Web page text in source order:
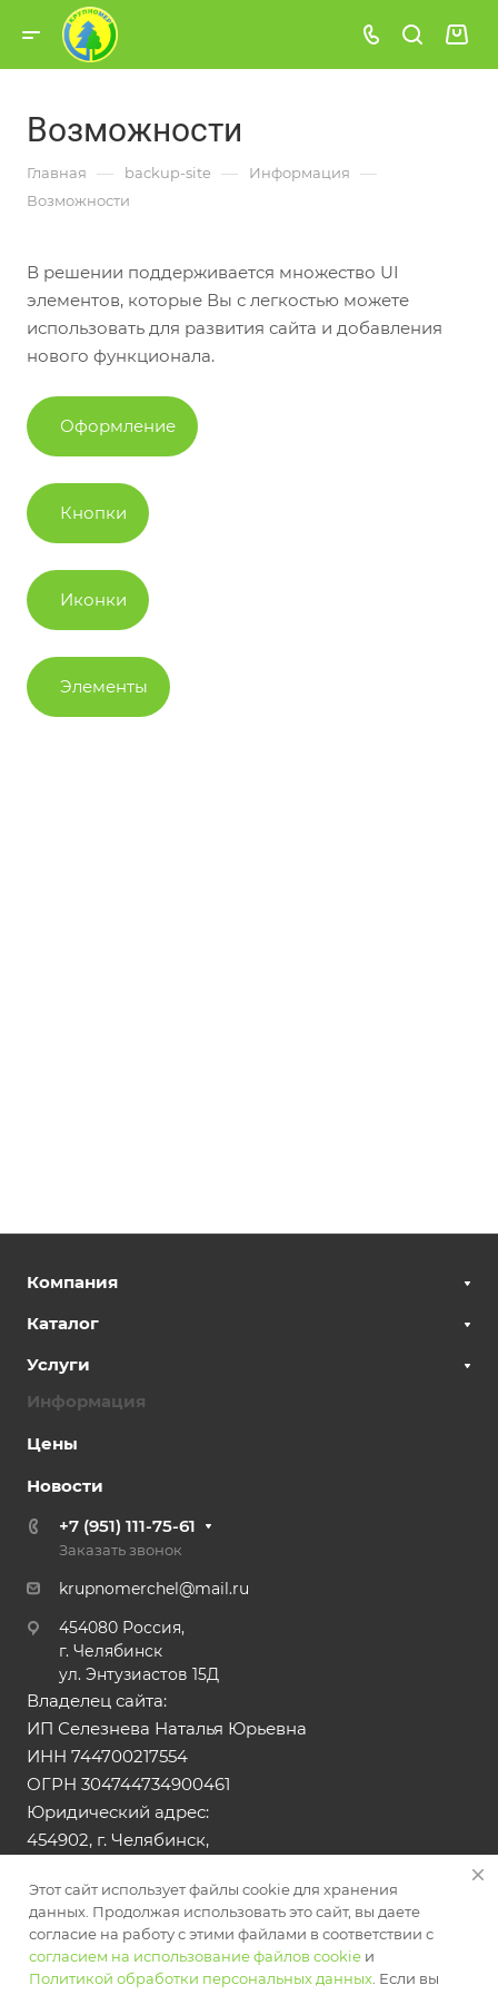
Возможности
Главная — backup-site — Информация —
Возможности
В решении поддерживается множество UI
элементов, которые Вы с легкостью можете
использовать для развития сайта и добавления
нового функционала.
Оформление
Кнопки
Иконки
Элементы
Компания
Каталог
Услуги
Информация
Цены
Новости
+7 (951) 111-75-61
Заказать звонок
krupnomerchel@mail.ru
454080 Россия,
г. Челябинск
ул. Энтузиастов 15Д
Владелец сайта:
ИП Селезнева Наталья Юрьевна
ИНН 744700217554
ОГРН 304744734900461
Юридический адрес:
454902, г. Челябинск,
© 2026 Все права защищены. Сайт носит
информационный характер и не является публичной
офертой
Этот сайт использует файлы cookie для хранения
данных. Продолжая использовать это сайт, вы даете
согласие на работу с этими файлами в соответствии с
согласием на использование файлов cookie и
Политикой обработки персональных данных . Если вы